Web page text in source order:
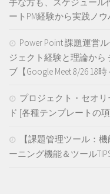
ートPM経験から実践ノ
Power Point 課題運営
ジェクト経験と理論から
ブ【Google Meet 8/26 18時
プロジェクト・セオリ
ド [各種テンプレートの
【課題管理ツール：
ーニング機能＆ツール